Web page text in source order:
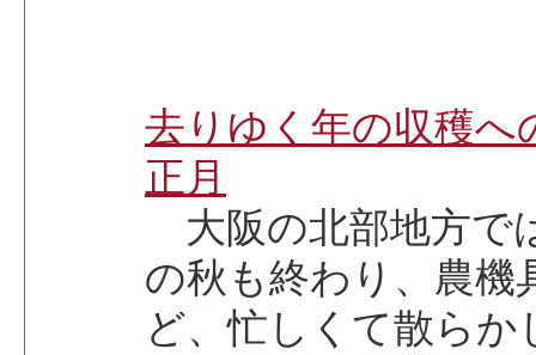
去りゆく年の収穫へ
正月
大阪の北部地方で
の秋も終わり、農機
ど、忙しくて散ら